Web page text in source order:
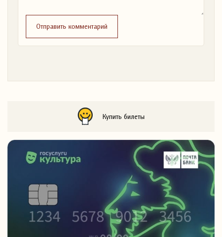
Отправить комментарий
Купить билеты